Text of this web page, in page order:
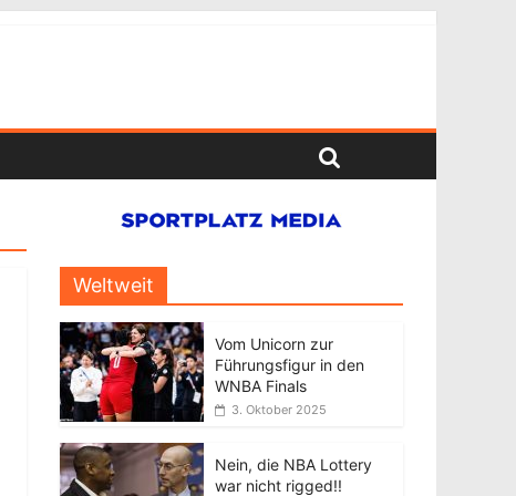
Weltweit
Vom Unicorn zur
Führungsfigur in den
WNBA Finals
3. Oktober 2025
Nein, die NBA Lottery
war nicht rigged!!